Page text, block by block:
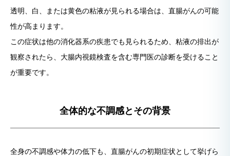
透明、白、または黄色の粘液が見られる場合は、直腸がんの可能
性が高まります。
この症状は他の消化器系の疾患でも見られるため、粘液の排出が
観察されたら、大腸内視鏡検査を含む専門医の診断を受けること
が重要です。
全体的な不調感とその背景
全身の不調感や体力の低下も、直腸がんの初期症状として挙げら